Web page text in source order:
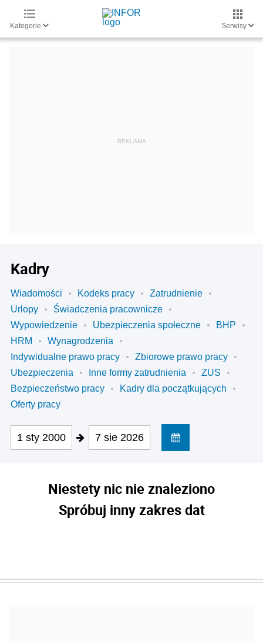
Kategorie Serwisy
Kadry
Wiadomości Kodeks pracy
Zatrudnienie
Urlopy
Świadczenia pracownicze
Wypowiedzenie
Ubezpieczenia społeczne
BHP
HRM
Wynagrodzenia
Indywidualne prawo pracy
Zbiorowe prawo pracy
Ubezpieczenia
Inne formy zatrudnienia
ZUS
Bezpieczeństwo pracy
Kadry dla początkujących
Oferty pracy
1 sty 2000 7 sie 2026
Niestety nic nie znaleziono
Spróbuj inny zakres dat